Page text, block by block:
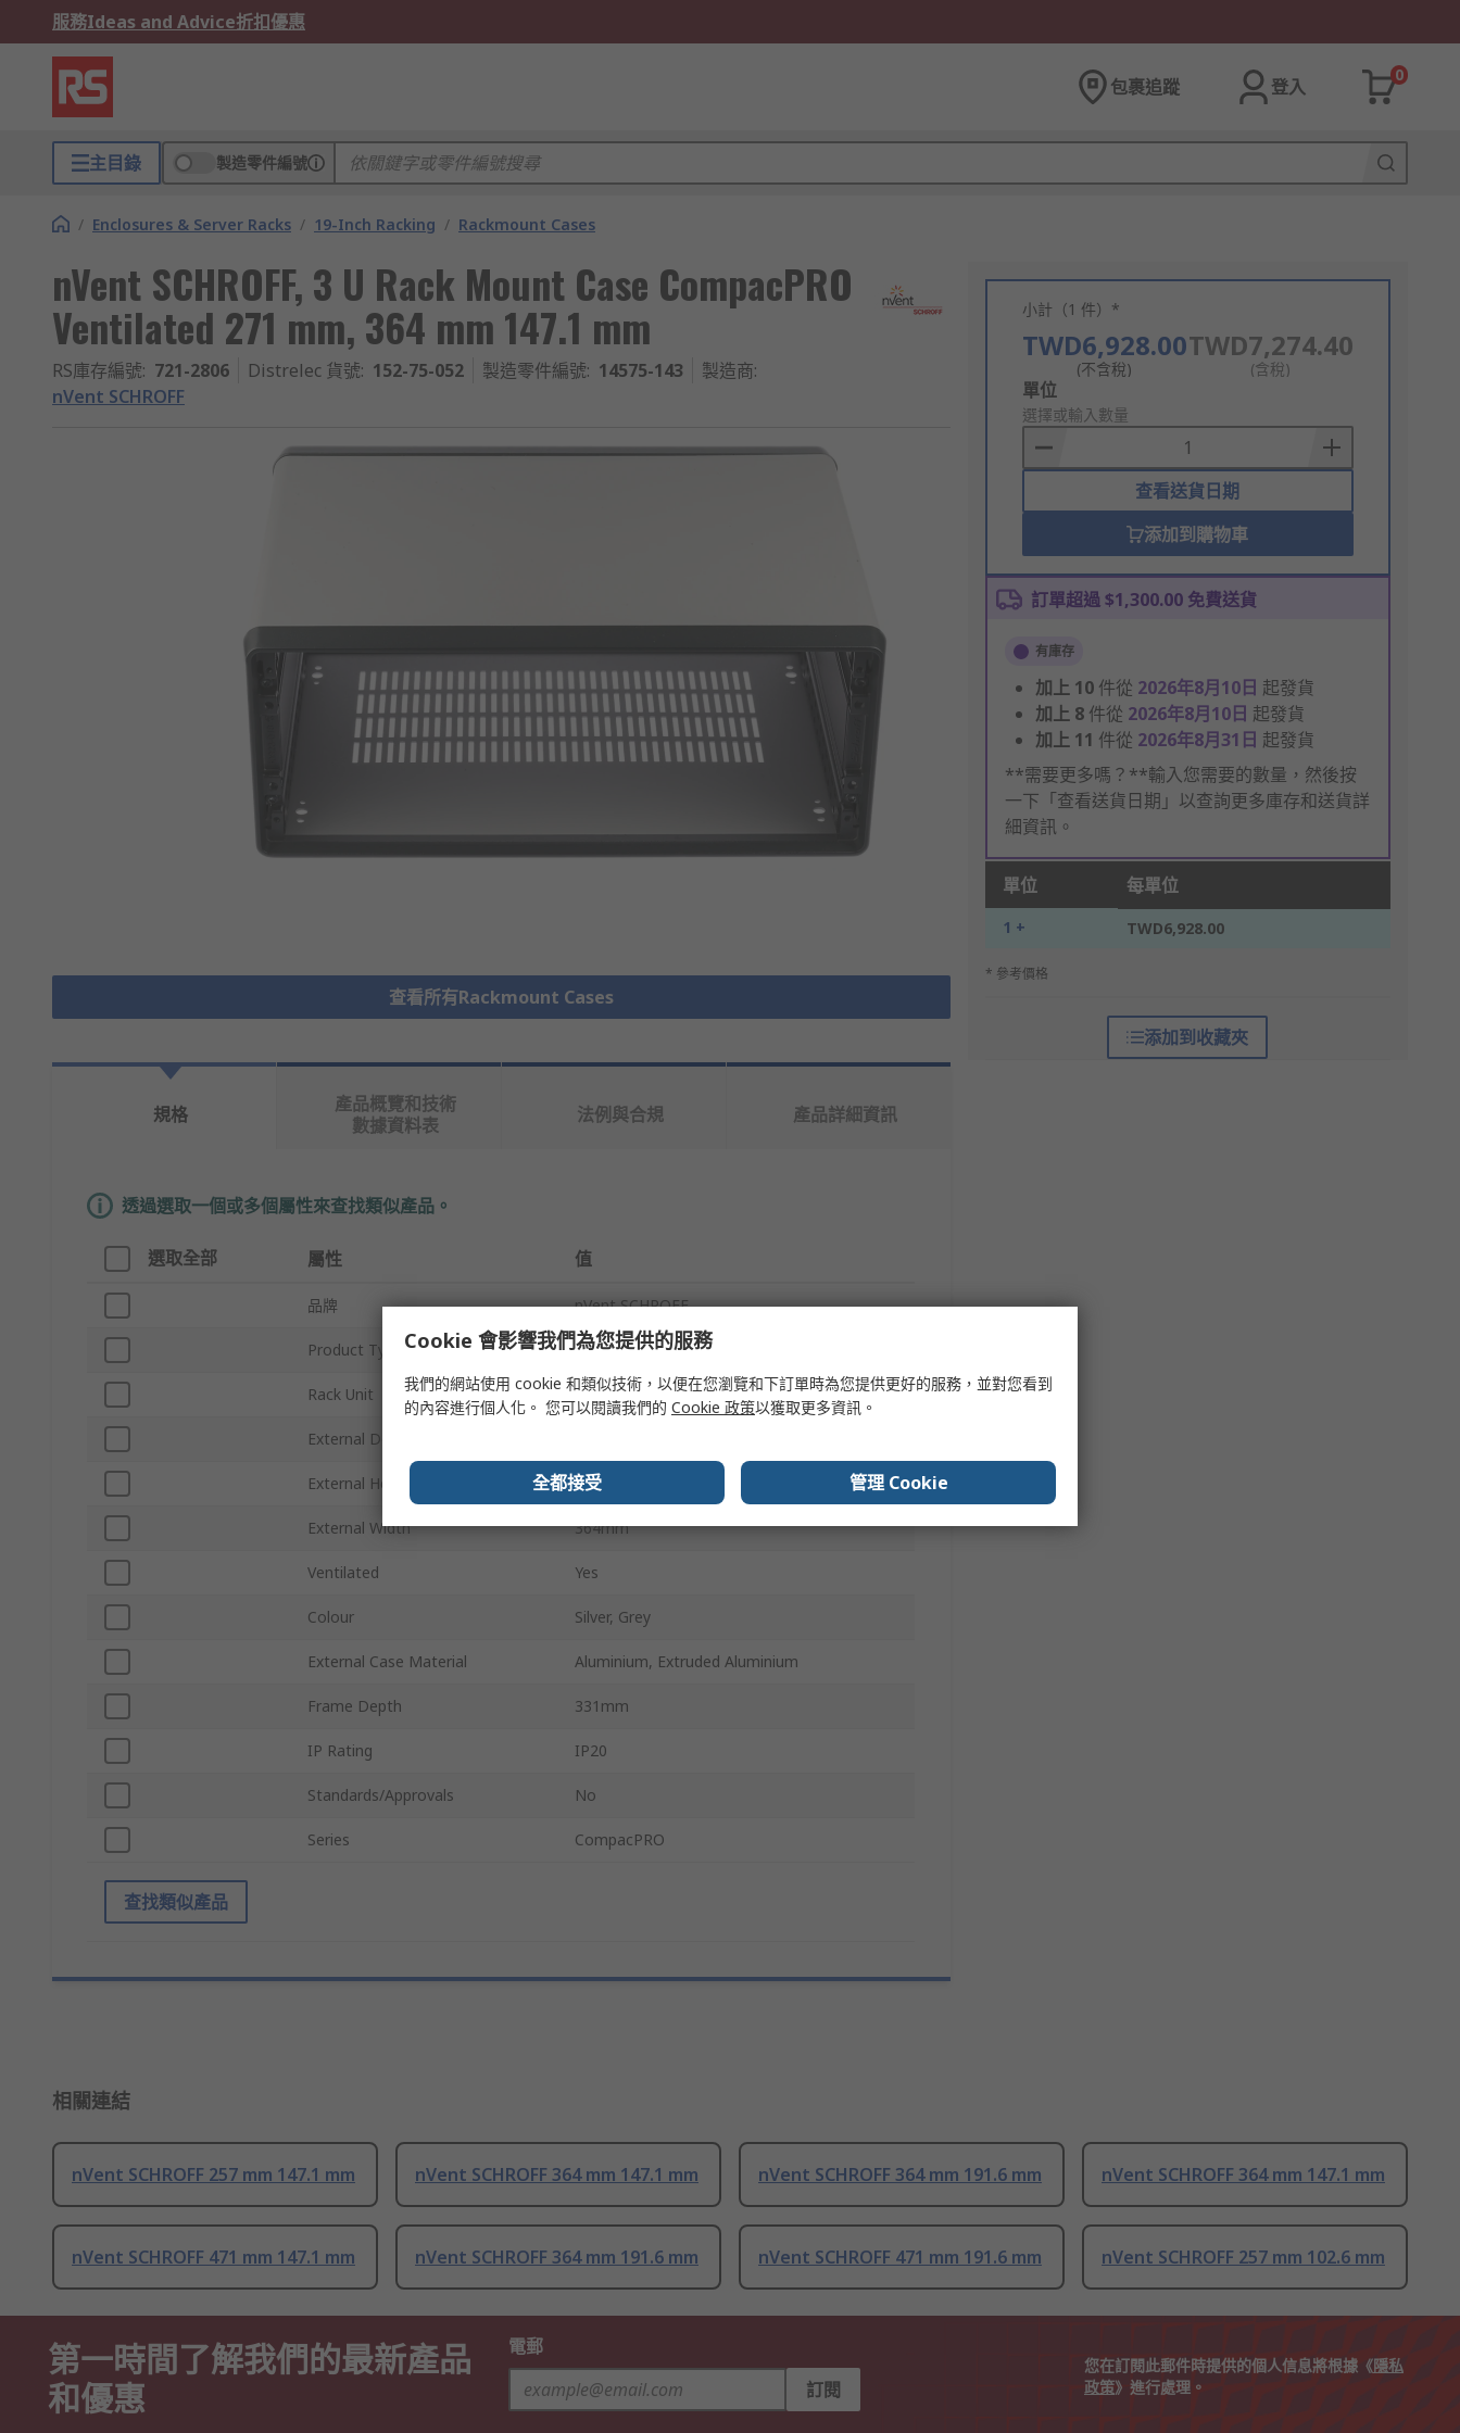
服務Ideas and Advice折扣優惠
包裹追蹤 登入
0
主目錄 製造零件編號
/ Enclosures & Server Racks / 19-Inch Racking / Rackmount Cases
nVent SCHROFF, 3 U Rack Mount Case CompacPRO
Ventilated 271 mm, 364 mm 147.1 mm
RS庫存編號: 721-2806 Distrelec 貨號: 152-75-052 製造零件編號: 14575-143 製造商:
nVent SCHROFF
查看所有Rackmount Cases
小計（1 件）*
TWD6,928.00
(不含稅)
TWD7,274.40
(含稅)
Add
to
Basket
單位
選擇或輸入數量
查看送貨日期
添加到購物車
訂單超過 $1,300.00 免費送貨
有庫存
加上 10 件從 2026年8月10日 起發貨
加上 8 件從 2026年8月10日 起發貨
加上 11 件從 2026年8月31日 起發貨
**需要更多嗎？**輸入您需要的數量，然後按
一下「查看送貨日期」以查詢更多庫存和送貨詳
細資訊。
單位 每單位
1 + TWD6,928.00
* 參考價格
添加到收藏夾
規格
產品概覽和技術
數據資料表
法例與合規 產品詳細資訊
透過選取一個或多個屬性來查找類似產品。
選取全部 屬性 值
品牌 nVent SCHROFF
Product Type Rack Mount Case
Rack Unit 3U
External Depth
External Height 147.1mm
External Width 364mm
Ventilated Yes
Colour Silver, Grey
External Case Material Aluminium, Extruded Aluminium
Frame Depth 331mm
IP Rating IP20
Standards/Approvals No
Series CompacPRO
查找類似產品
相關連結
nVent SCHROFF 257 mm 147.1 mm nVent SCHROFF 364 mm 147.1 mm nVent SCHROFF 364 mm 191.6 mm nVent SCHROFF 364 mm 147.1 mm
nVent SCHROFF 471 mm 147.1 mm nVent SCHROFF 364 mm 191.6 mm nVent SCHROFF 471 mm 191.6 mm nVent SCHROFF 257 mm 102.6 mm
第一時間了解我們的最新產品
和優惠
電郵
訂閱
您在訂閱此郵件時提供的個人信息將根據《隱私
政策》進行處理。
Cookie 會影響我們為您提供的服務
我們的網站使用 cookie 和類似技術，以便在您瀏覽和下訂單時為您提供更好的服務，並對您看到
的內容進行個人化。 您可以閱讀我們的 Cookie 政策以獲取更多資訊。
全都接受 管理 Cookie